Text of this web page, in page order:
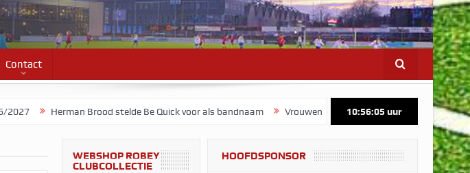
Contact
Herman Brood stelde Be Quick voor als bandnaam Vrouwen 1 start voorbereiding op maandag 3
10:56:06 uur
WEBSHOP ROBEY
CLUBCOLLECTIE
HOOFDSPONSOR